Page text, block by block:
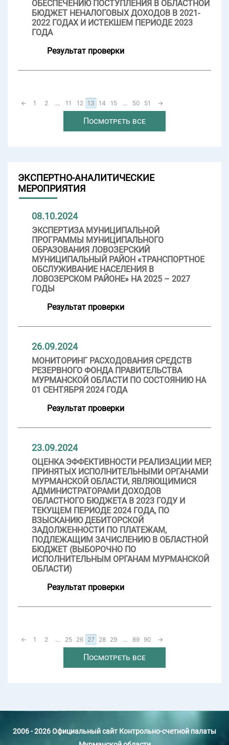
ОБЕСПЕЧЕНИЮ ПОСТУПЛЕНИЯ В ОБЛАСТНОЙ
БЮДЖЕТ НЕНАЛОГОВЫХ ДОХОДОВ В 2021-
2022 ГОДАХ И ИСТЕКШЕМ ПЕРИОДЕ 2023
ГОДА
Результат проверки
← 1 2 ... 11 12 13 14 15 ... 50 51 →
Посмотреть все
ЭКСПЕРТНО-АНАЛИТИЧЕСКИЕ
МЕРОПРИЯТИЯ
08.10.2024
ЭКСПЕРТИЗА МУНИЦИПАЛЬНОЙ
ПРОГРАММЫ МУНИЦИПАЛЬНОГО
ОБРАЗОВАНИЯ ЛОВОЗЕРСКИЙ
МУНИЦИПАЛЬНЫЙ РАЙОН «ТРАНСПОРТНОЕ
ОБСЛУЖИВАНИЕ НАСЕЛЕНИЯ В
ЛОВОЗЕРСКОМ РАЙОНЕ» НА 2025 – 2027
ГОДЫ
Результат проверки
26.09.2024
МОНИТОРИНГ РАСХОДОВАНИЯ СРЕДСТВ
РЕЗЕРВНОГО ФОНДА ПРАВИТЕЛЬСТВА
МУРМАНСКОЙ ОБЛАСТИ ПО СОСТОЯНИЮ НА
01 СЕНТЯБРЯ 2024 ГОДА
Результат проверки
23.09.2024
ОЦЕНКА ЭФФЕКТИВНОСТИ РЕАЛИЗАЦИИ МЕР,
ПРИНЯТЫХ ИСПОЛНИТЕЛЬНЫМИ ОРГАНАМИ
МУРМАНСКОЙ ОБЛАСТИ, ЯВЛЯЮЩИМИСЯ
АДМИНИСТРАТОРАМИ ДОХОДОВ
ОБЛАСТНОГО БЮДЖЕТА В 2023 ГОДУ И
ТЕКУЩЕМ ПЕРИОДЕ 2024 ГОДА, ПО
ВЗЫСКАНИЮ ДЕБИТОРСКОЙ
ЗАДОЛЖЕННОСТИ ПО ПЛАТЕЖАМ,
ПОДЛЕЖАЩИМ ЗАЧИСЛЕНИЮ В ОБЛАСТНОЙ
БЮДЖЕТ (ВЫБОРОЧНО ПО
ИСПОЛНИТЕЛЬНЫМ ОРГАНАМ МУРМАНСКОЙ
ОБЛАСТИ)
Результат проверки
← 1 2 ... 25 26 27 28 29 ... 89 90 →
Посмотреть все
2006 - 2026 Официальный сайт Контрольно-счетной палаты